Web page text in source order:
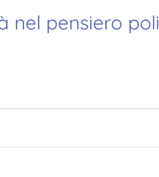
nel pensiero